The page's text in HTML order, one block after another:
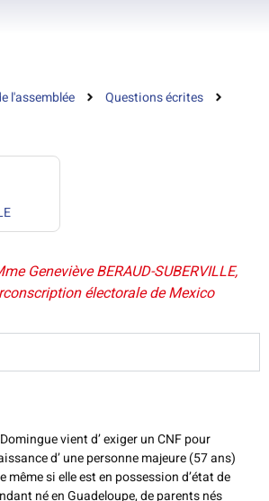
l'assemblée
Questions écrites
Geneviève BERAUD-SUBERVILLE,
électorale de Mexico
vient d’ exiger un CNF pour
d’ une personne majeure (57 ans)
même si elle est en possession d’état de
né en Guadeloupe, de parents nés